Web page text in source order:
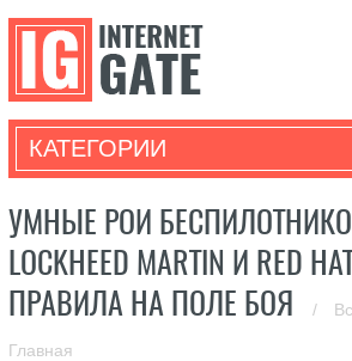
КАТЕГОРИИ
УМНЫЕ РОИ
LOCKHEED MARTIN И RED
ПРАВИЛА НА ПОЛЕ БОЯ
/
Главная